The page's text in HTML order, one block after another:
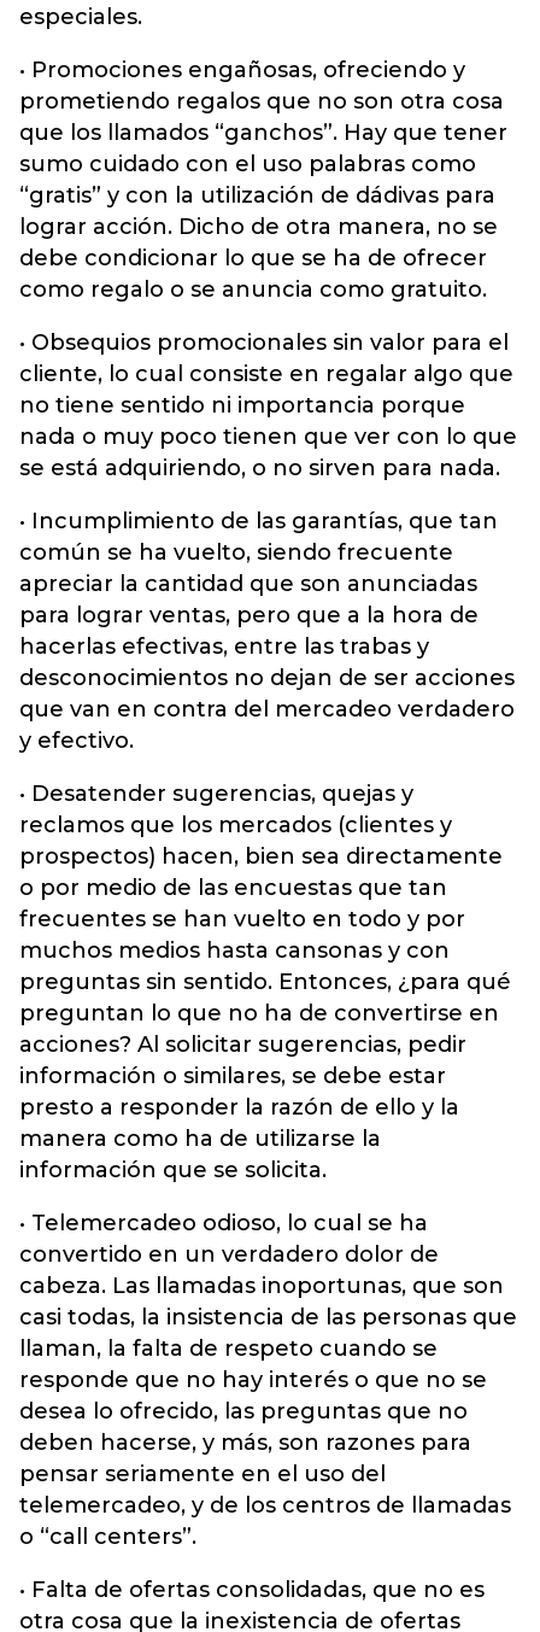
especiales.
• Promociones engañosas, ofreciendo y
prometiendo regalos que no son otra cosa
que los llamados “ganchos”. Hay que tener
sumo cuidado con el uso palabras como
“gratis” y con la utilización de dádivas para
lograr acción. Dicho de otra manera, no se
debe condicionar lo que se ha de ofrecer
como regalo o se anuncia como gratuito.
• Obsequios promocionales sin valor para el
cliente, lo cual consiste en regalar algo que
no tiene sentido ni importancia porque
nada o muy poco tienen que ver con lo que
se está adquiriendo, o no sirven para nada.
• Incumplimiento de las garantías, que tan
común se ha vuelto, siendo frecuente
apreciar la cantidad que son anunciadas
para lograr ventas, pero que a la hora de
hacerlas efectivas, entre las trabas y
desconocimientos no dejan de ser acciones
que van en contra del mercadeo verdadero
y efectivo.
• Desatender sugerencias, quejas y
reclamos que los mercados (clientes y
prospectos) hacen, bien sea directamente
o por medio de las encuestas que tan
frecuentes se han vuelto en todo y por
muchos medios hasta cansonas y con
preguntas sin sentido. Entonces, ¿para qué
preguntan lo que no ha de convertirse en
acciones? Al solicitar sugerencias, pedir
información o similares, se debe estar
presto a responder la razón de ello y la
manera como ha de utilizarse la
información que se solicita.
• Telemercadeo odioso, lo cual se ha
convertido en un verdadero dolor de
cabeza. Las llamadas inoportunas, que son
casi todas, la insistencia de las personas que
llaman, la falta de respeto cuando se
responde que no hay interés o que no se
desea lo ofrecido, las preguntas que no
deben hacerse, y más, son razones para
pensar seriamente en el uso del
telemercadeo, y de los centros de llamadas
o “call centers”.
• Falta de ofertas consolidadas, que no es
otra cosa que la inexistencia de ofertas